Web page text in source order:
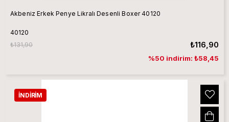
Akbeniz Erkek Penye Likralı Desenli Boxer 40120
40120
₺116,90
₺131,90
%50 indirim: ₺58,45
İNDIRIM